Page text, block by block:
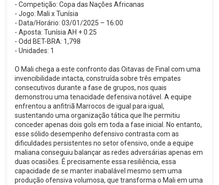
- Competição: Copa das Nações Africanas
- Jogo: Mali x Tunísia
- Data/Horário: 03/01/2025 – 16:00
- Aposta: Tunísia AH + 0.25
- Odd BET-BRA: 1,798
- Unidades: 1
O Mali chega a este confronto das Oitavas de Final com uma
invencibilidade intacta, construída sobre três empates
consecutivos durante a fase de grupos, nos quais
demonstrou uma tenacidade defensiva notável. A equipe
enfrentou a anfitriã Marrocos de igual para igual,
sustentando uma organização tática que lhe permitiu
conceder apenas dois gols em toda a fase inicial. No entanto,
esse sólido desempenho defensivo contrasta com as
dificuldades persistentes no setor ofensivo, onde a equipe
maliana conseguiu balançar as redes adversárias apenas em
duas ocasiões. É precisamente essa resiliência, essa
capacidade de se manter inabalável mesmo sem uma
produção ofensiva volumosa, que transforma o Mali em uma